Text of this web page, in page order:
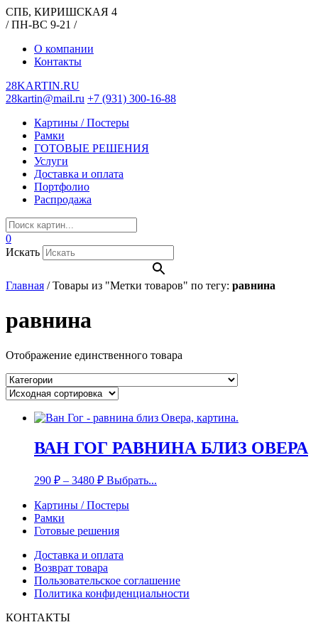
СПБ, КИРИШСКАЯ 4
/ ПН-ВС 9-21 /
О компании
Контакты
28KARTIN.RU
28kartin@mail.ru +7 (931) 300-16-88
Картины / Постеры
Рамки
ГОТОВЫЕ РЕШЕНИЯ
Услуги
Доставка и оплата
Портфолио
Распродажа
0
Искать
Главная /Товары из "Метки товаров" по тегу: равнина
равнина
Отображение единственного товара
ВАН ГОГ РАВНИНА БЛИЗ ОВЕРА
290 ₽ – 3480 ₽ Выбрать...
Картины / Постеры
Рамки
Готовые решения
Доставка и оплата
Возврат товара
Пользовательское соглашение
Политика конфиденциальности
КОНТАКТЫ